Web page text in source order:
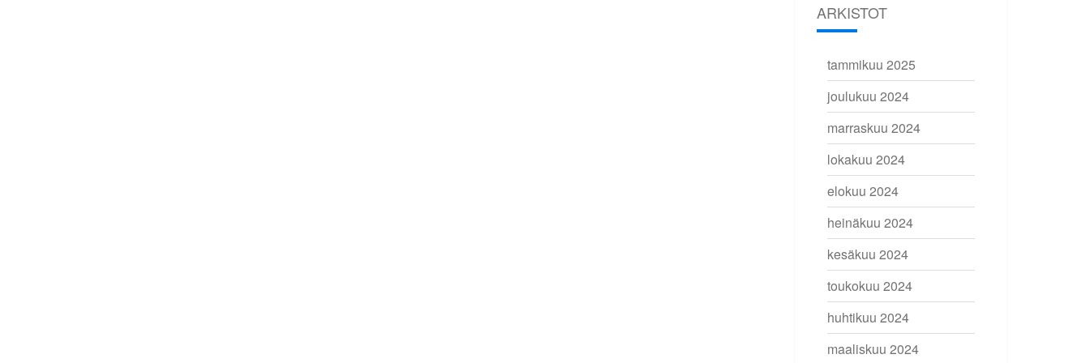
ARKISTOT
tammikuu 2025
joulukuu 2024
marraskuu 2024
lokakuu 2024
elokuu 2024
heinäkuu 2024
kesäkuu 2024
toukokuu 2024
huhtikuu 2024
maaliskuu 2024